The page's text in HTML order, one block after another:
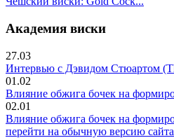
Академия виски
27.03
Интервью с Дэвидом Стюартом
01.02
Влияние обжига бочек на
02.01
Влияние обжига бочек на
перейти на обычную версию сайта